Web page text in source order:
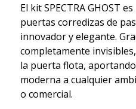
El kit SPECTRA GHOST
puertas corredizas de
innovador y elegante.
completamente
la puerta flota,
moderna a cualquier
o comercial.